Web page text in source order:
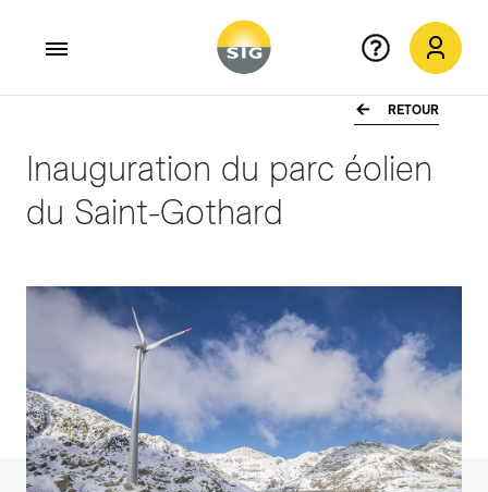
RETOUR
Inauguration du parc éolien
du Saint-Gothard